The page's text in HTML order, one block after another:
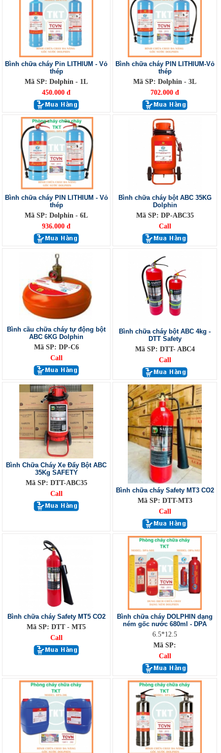
Bình chữa cháy Pin LITHIUM - Vỏ
thép
Mã SP: Dolphin - 1L
450.000 đ
Bình chữa cháy PIN LITHIUM-Vỏ
thép
Mã SP: Dolphin - 3L
702.000 đ
Bình chữa cháy PIN LITHIUM - Vỏ
thép
Mã SP: Dolphin - 6L
936.000 đ
Bình chữa cháy bột ABC 35KG
Dolphin
Mã SP: DP-ABC35
Call
Bình cầu chữa cháy tự động bột
ABC 6KG Dolphin
Mã SP: DP-C6
Call
Bình chữa cháy bột ABC 4kg -
DTT Safety
Mã SP: DTT- ABC4
Call
Bình Chữa Cháy Xe Đẩy Bột ABC
35Kg SAFETY
Mã SP: DTT-ABC35
Call
Bình chữa cháy Safety MT3 CO2
Mã SP: DTT-MT3
Call
Bình chữa cháy Safety MT5 CO2
Mã SP: DTT - MT5
Call
Bình chữa cháy DOLPHIN dạng
ném gốc nước 680ml - DPA
6.5*12.5
Mã SP:
Call